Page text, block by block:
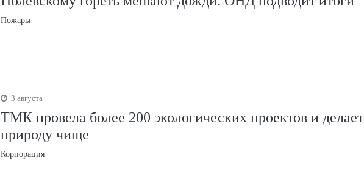
Пожары
3 августа
ТМК провела более 200 экологических проектов и делает
природу чище
Корпорация